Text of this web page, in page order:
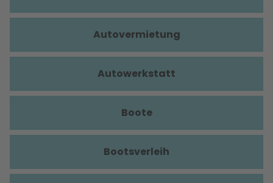
Autovermietung
Autowerkstatt
Boote
Bootsverleih